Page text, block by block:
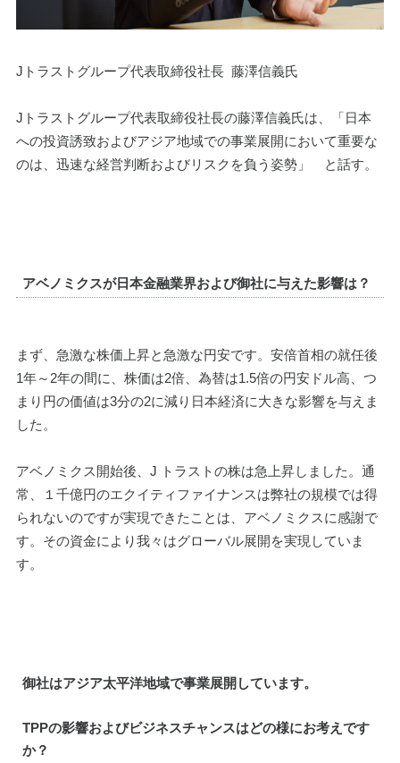
Jトラストグループ代表取締役社長  藤澤信義氏
Jトラストグループ代表取締役社長の藤澤信義氏は、「日本
への投資誘致およびアジア地域での事業展開において重要な
のは、迅速な経営判断およびリスクを負う姿勢」　と話す。
アベノミクスが日本金融業界および御社に与えた影響は？
まず、急激な株価上昇と急激な円安です。安倍首相の就任後
1年～2年の間に、株価は2倍、為替は1.5倍の円安ドル高、つ
まり円の価値は3分の2に減り日本経済に大きな影響を与えま
した。
アベノミクス開始後、J トラストの株は急上昇しました。通
常、１千億円のエクイティファイナンスは弊社の規模では得
られないのですが実現できたことは、アベノミクスに感謝で
す。その資金により我々はグローバル展開を実現していま
す。
御社はアジア太平洋地域で事業展開しています。
TPPの影響およびビジネスチャンスはどの様にお考えです
か？